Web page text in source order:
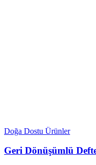
Doğa Dostu Ürünler
Geri Dönüşümlü